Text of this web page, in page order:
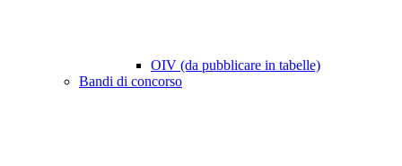
OIV (da pubblicare in tabelle)
Bandi di concorso